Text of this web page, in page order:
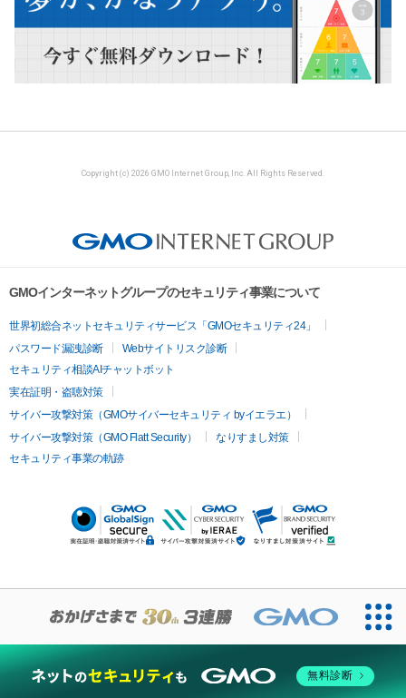
Copyright (c) 2026 GMO Internet Group, Inc. All Rights Reserved.
GMOインターネットグループのセキュリティ事業について
世界初総合ネットセキュリティサービス「GMOセキュリティ24」
パスワード漏洩診断
Webサイトリスク診断
セキュリティ相談AIチャットボット
実在証明・盗聴対策
サイバー攻撃対策（GMOサイバーセキュリティ byイエラエ）
サイバー攻撃対策（GMO Flatt Security）
なりすまし対策
セキュリティ事業の軌跡
無料診断